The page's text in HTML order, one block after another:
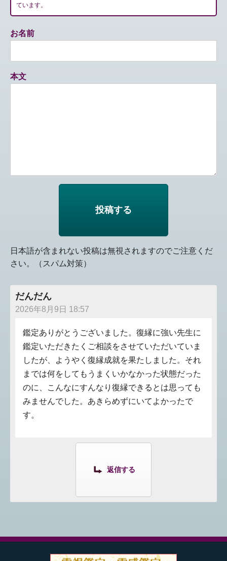
ています。
お名前
本文
日本語が含まれない投稿は無視されますのでご注意くだ
さい。（スパム対策）
だんだん
2026年8月9日 18:57
鑑定ありがとうございました。復縁に強い先生に
鑑定いただきたくご相談をさせていただいていま
したが、ようやく復縁成就を果たしました。それ
までは何をしてもうまくいかなかった状態だった
のに、こんなにすんなり復縁できるとは思っても
みませんでした。あきらめずにいてよかったで
す。
返信する